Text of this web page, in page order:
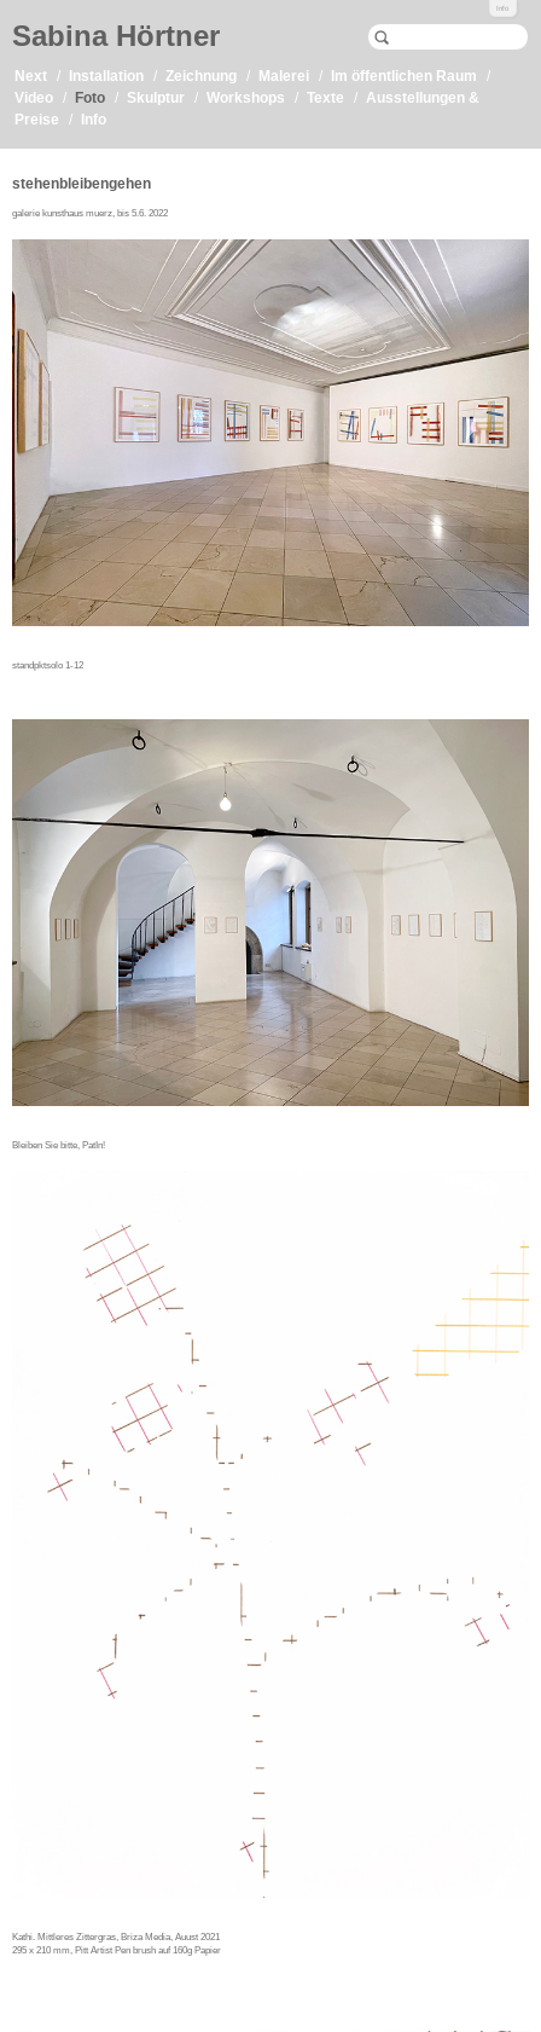
Sabina Hörtner
Info
Next Installation Zeichnung Malerei
Im öffentlichen Raum
Video
Foto Skulptur Workshops Texte
Ausstellungen &
Preise
Info
stehenbleibengehen
galerie kunsthaus muerz, bis 5.6. 2022
standpktsolo 1-12
Bleiben Sie bitte, PatIn!
Kathi. Mittleres Zittergras, Briza Media, Auust 2021
295 x 210 mm, Pitt Artist Pen brush auf 160g Papier